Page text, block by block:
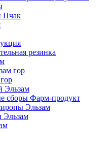
Пчак
резинка
гор
Эльзам
сборы Фарм-продукт
Эльзам
Эльзам